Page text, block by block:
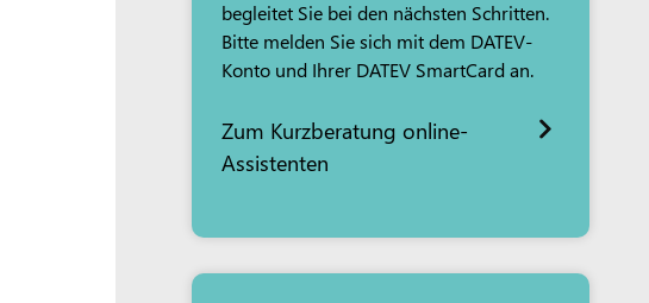
begleitet Sie bei den nächsten Schritten.
Bitte melden Sie sich mit dem DATEV-
Konto und Ihrer DATEV SmartCard an.
Zum Kurzberatung online-
Assistenten